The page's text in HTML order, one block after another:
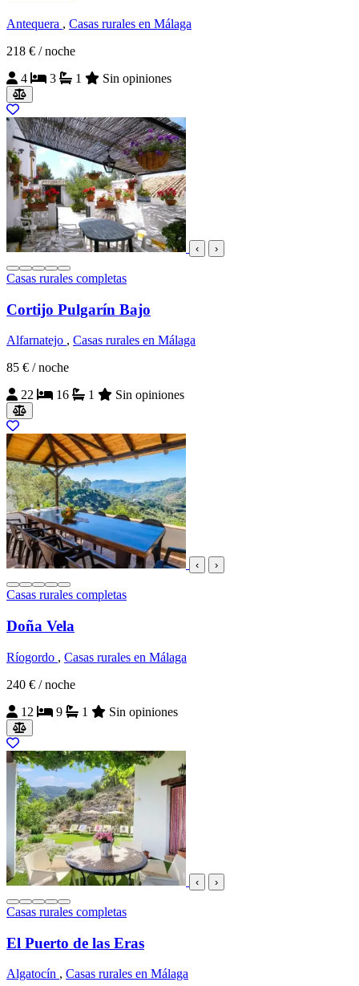
Antequera , Casas rurales en Málaga
218 € / noche
4
3 1 Sin opiniones
‹ ›
Casas rurales completas
Cortijo Pulgarín Bajo
Alfarnatejo , Casas rurales en Málaga
85 € / noche
22
16 1 Sin opiniones
‹ ›
Casas rurales completas
Doña Vela
Ríogordo , Casas rurales en Málaga
240 € / noche
12
9 1 Sin opiniones
‹ ›
Casas rurales completas
El Puerto de las Eras
Algatocín , Casas rurales en Málaga